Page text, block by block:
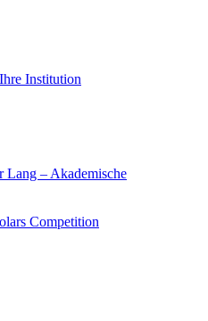
Institution
Lang – Akademische
Competition